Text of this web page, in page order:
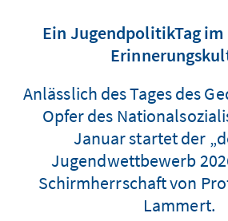
Ein JugendpolitikTag
Anlässlich des Tages des
Opfer des
Januar startet der
Jugendwettbewerb
Schirmherrschaft von
Lammert.